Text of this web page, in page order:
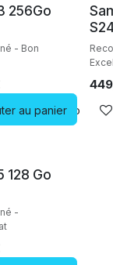
à la liste de souhaits
256Go
- Bon
au panier
128 Go
-